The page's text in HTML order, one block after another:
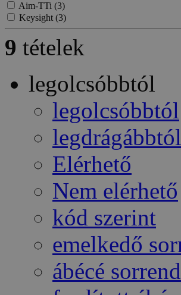
Aim-TTi (3)
Keysight(3)
9 tételek
legolcsóbbtól
legolcsóbbtól
legdrágábbtól
Elérhető
Nem elérhető
kód szerint
emelkedő
ábécé